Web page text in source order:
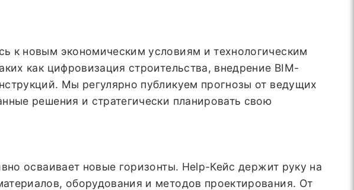
к новым экономическим условиям и технологическим
как цифровизация строительства, внедрение BIM-
Мы регулярно публикуем прогнозы от ведущих
решения и стратегически планировать свою
осваивает новые горизонты. Help-Кейс держит руку на
оборудования и методов проектирования. От